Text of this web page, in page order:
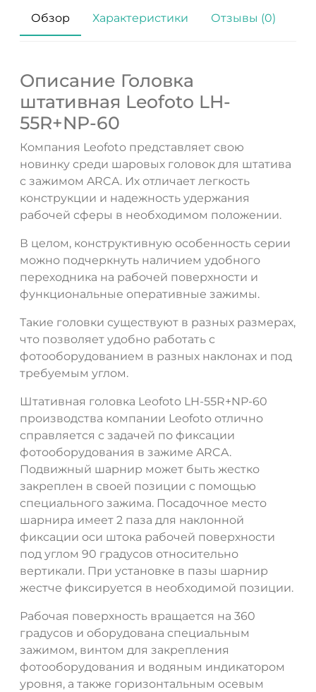
Обзор Характеристики Отзывы (0)
Описание Головка
штативная Leofoto LH-
55R+NP-60
Компания Leofoto представляет свою
новинку среди шаровых головок для штатива
с зажимом ARCA. Их отличает легкость
конструкции и надежность удержания
рабочей сферы в необходимом положении.
В целом, конструктивную особенность серии
можно подчеркнуть наличием удобного
переходника на рабочей поверхности и
функциональные оперативные зажимы.
Такие головки существуют в разных размерах,
что позволяет удобно работать с
фотооборудованием в разных наклонах и под
требуемым углом.
Штативная головка Leofoto LH-55R+NP-60
производства компании Leofoto отлично
справляется с задачей по фиксации
фотооборудования в зажиме ARCA.
Подвижный шарнир может быть жестко
закреплен в своей позиции с помощью
специального зажима. Посадочное место
шарнира имеет 2 паза для наклонной
фиксации оси штока рабочей поверхности
под углом 90 градусов относительно
вертикали. При установке в пазы шарнир
жестче фиксируется в необходимой позиции.
Рабочая поверхность вращается на 360
градусов и оборудована специальным
зажимом, винтом для закрепления
фотооборудования и водяным индикатором
уровня, а также горизонтальным осевым
ДА НЕТ